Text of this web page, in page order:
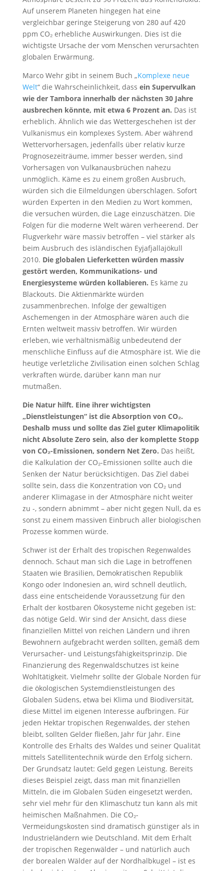
Auf unserem Planeten hingegen hat eine
vergleichbar geringe Steigerung von 280 auf 420
ppm CO₂ erhebliche Auswirkungen. Dies ist die
wichtigste Ursache der vom Menschen verursachten
globalen Erwärmung.
Marco Wehr gibt in seinem Buch „Komplexe neue
Welt“ die Wahrscheinlichkeit, dass ein Supervulkan
wie der Tambora innerhalb der nächsten 30 Jahre
ausbrechen könnte, mit etwa 6 Prozent an. Das ist
erheblich. Ähnlich wie das Wettergeschehen ist der
Vulkanismus ein komplexes System. Aber während
Wettervorhersagen, jedenfalls über relativ kurze
Prognosezeiträume, immer besser werden, sind
Vorhersagen von Vulkanausbrüchen nahezu
unmöglich. Käme es zu einem großen Ausbruch,
würden sich die Eilmeldungen überschlagen. Sofort
würden Experten in den Medien zu Wort kommen,
die versuchen würden, die Lage einzuschätzen. Die
Folgen für die moderne Welt wären verheerend. Der
Flugverkehr wäre massiv betroffen – viel stärker als
beim Ausbruch des isländischen Eyjafjallajökull
2010. Die globalen Lieferketten würden massiv
gestört werden, Kommunikations- und
Energiesysteme würden kollabieren. Es käme zu
Blackouts. Die Aktienmärkte würden
zusammenbrechen. Infolge der gewaltigen
Aschemengen in der Atmosphäre wären auch die
Ernten weltweit massiv betroffen. Wir würden
erleben, wie verhältnismäßig unbedeutend der
menschliche Einfluss auf die Atmosphäre ist. Wie die
heutige verletzliche Zivilisation einen solchen Schlag
verkraften würde, darüber kann man nur
mutmaßen.
Die Natur hilft. Eine ihrer wichtigsten
„Dienstleistungen“ ist die Absorption von CO₂.
Deshalb muss und sollte das Ziel guter Klimapolitik
nicht Absolute Zero sein, also der komplette Stopp
von CO₂-Emissionen, sondern Net Zero. Das heißt,
die Kalkulation der CO₂-Emissionen sollte auch die
Senken der Natur berücksichtigen. Das Ziel dabei
sollte sein, dass die Konzentration von CO₂ und
anderer Klimagase in der Atmosphäre nicht weiter
zu -, sondern abnimmt – aber nicht gegen Null, da es
sonst zu einem massiven Einbruch aller biologischen
Prozesse kommen würde.
Schwer ist der Erhalt des tropischen Regenwaldes
dennoch. Schaut man sich die Lage in betroffenen
Staaten wie Brasilien, Demokratischen Republik
Kongo oder Indonesien an, wird schnell deutlich,
dass eine entscheidende Voraussetzung für den
Erhalt der kostbaren Ökosysteme nicht gegeben ist:
das nötige Geld. Wir sind der Ansicht, dass diese
finanziellen Mittel von reichen Ländern und ihren
Bewohnern aufgebracht werden sollten, gemäß dem
Verursacher- und Leistungsfähigkeitsprinzip. Die
Finanzierung des Regenwaldschutzes ist keine
Wohltätigkeit. Vielmehr sollte der Globale Norden für
die ökologischen Systemdienstleistungen des
Globalen Südens, etwa bei Klima und Biodiversität,
diese Mittel im eigenen Interesse aufbringen. Für
jeden Hektar tropischen Regenwaldes, der stehen
bleibt, sollten Gelder fließen, Jahr für Jahr. Eine
Kontrolle des Erhalts des Waldes und seiner Qualität
mittels Satellitentechnik würde den Erfolg sichern.
Der Grundsatz lautet: Geld gegen Leistung. Bereits
dieses Beispiel zeigt, dass man mit finanziellen
Mitteln, die im Globalen Süden eingesetzt werden,
sehr viel mehr für den Klimaschutz tun kann als mit
heimischen Maßnahmen. Die CO₂-
Vermeidungskosten sind dramatisch günstiger als in
Industrieländern wie Deutschland. Mit dem Erhalt
der tropischen Regenwälder – und natürlich auch
der borealen Wälder auf der Nordhalbkugel – ist es